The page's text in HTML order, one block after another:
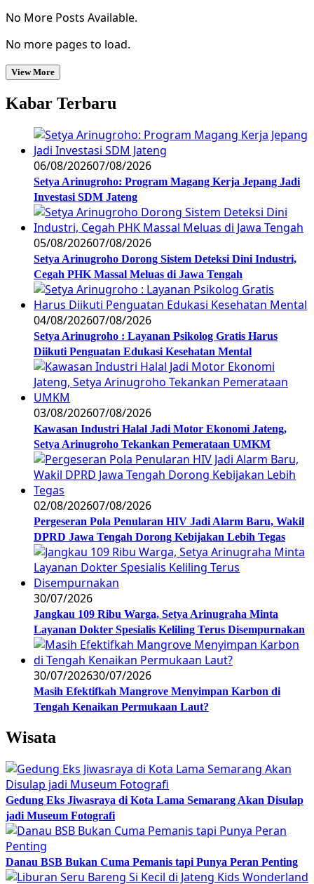
No More Posts Available.
No more pages to load.
View More
Kabar Terbaru
06/08/202607/08/2026
Setya Arinugroho: Program Magang Kerja Jepang Jadi
Investasi SDM Jateng
05/08/202607/08/2026
Setya Arinugroho Dorong Sistem Deteksi Dini Industri,
Cegah PHK Massal Meluas di Jawa Tengah
04/08/202607/08/2026
Setya Arinugroho : Layanan Psikolog Gratis Harus
Diikuti Penguatan Edukasi Kesehatan Mental
03/08/202607/08/2026
Kawasan Industri Halal Jadi Motor Ekonomi Jateng,
Setya Arinugroho Tekankan Pemerataan UMKM
02/08/202607/08/2026
Pergeseran Pola Penularan HIV Jadi Alarm Baru, Wakil
DPRD Jawa Tengah Dorong Kebijakan Lebih Tegas
30/07/2026
Jangkau 109 Ribu Warga, Setya Arinugraha Minta
Layanan Dokter Spesialis Keliling Terus Disempurnakan
30/07/202630/07/2026
Masih Efektifkah Mangrove Menyimpan Karbon di
Tengah Kenaikan Permukaan Laut?
Wisata
Gedung Eks Jiwasraya di Kota Lama Semarang Akan Disulap
jadi Museum Fotografi
Danau BSB Bukan Cuma Pemanis tapi Punya Peran Penting